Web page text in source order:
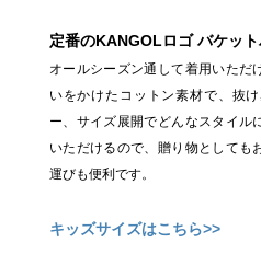
定番のKANGOLロゴ バケット
オールシーズン通して着用いただ
いをかけたコットン素材で、抜
ー、サイズ展開でどんなスタイル
いただけるので、贈り物としても
運びも便利です。
キッズサイズはこちら>>